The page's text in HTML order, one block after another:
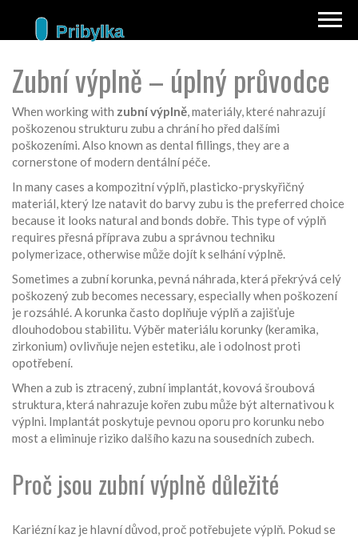
Zubní výplně – úplný průvodce
When working with zubní výplně,materiály, které nahrazují
poškozenou strukturu zubu a chrání ho před dalšími
poškozeními. Also known as dental fillings, they are a
cornerstone of modern dentální péče.
In many cases a kompozitní výplň,plasticko-pryskyřičný
materiál, který lze natavit do barvy zubu is the preferred choice
because it looks natural and bonds dobře. This type of výplň
requires přesná příprava zubu a správnou techniku
polymerizace, otherwise může dojít k selhání výplně.
Sometimes a zubní korunka,pevná náhrada, která překrývá celý
poškozený zub becomes necessary, especially when poškození
je rozsáhlé. A korunka často doplňuje výplň a zajišťuje
dlouhodobou stabilitu. Výběr materiálu korunky (keramika,
zirkonium) ovlivňuje nejen estetiku, ale i odolnost proti
opotřebení.
When a zub is ztracený, zubní implantát,kovová šroubová
struktura, která nahrazuje kořen zubu může být alternativou k
výplni. Implantát poskytuje pevnou oporu pro korunku nebo
most a eliminuje riziko dalšího kazu na sousedních zubech.
Proč jsou zubní výplně důležité
Kariézní kaz je hlavní důvod, proč potřebujete výplň. Pokud se